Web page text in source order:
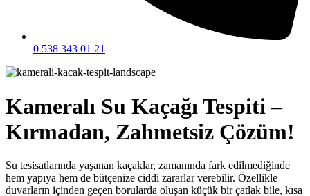
0 538 343 01 21
Kameralı Su Kaçağı Tespiti –
Kırmadan, Zahmetsiz Çözüm!
Su tesisatlarında yaşanan kaçaklar, zamanında fark edilmediğinde
hem yapıya hem de bütçenize ciddi zararlar verebilir. Özellikle
duvarların içinden geçen borularda oluşan küçük bir çatlak bile, kısa